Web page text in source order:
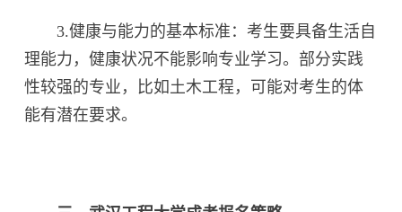
3.健康与能力的基本标准：考生要具备生活自
理能力，健康状况不能影响专业学习。部分实践
性较强的专业，比如土木工程，可能对考生的体
能有潜在要求。